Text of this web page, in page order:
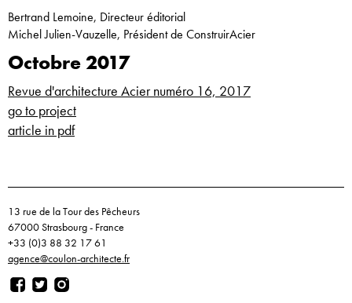
Bertrand Lemoine, Directeur éditorial
Michel Julien-Vauzelle, Président de ConstruirAcier
Octobre 2017
Revue d'architecture Acier numéro 16, 2017
go to project
article in pdf
13 rue de la Tour des Pêcheurs
67000 Strasbourg - France
+33 (0)3 88 32 17 61
agence@coulon-architecte.fr